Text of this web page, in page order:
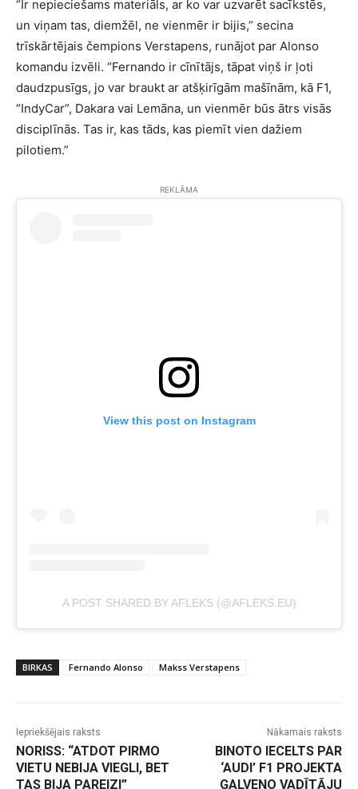
“Ir nepieciešams materiāls, ar ko var uzvarēt sacīkstēs,
un viņam tas, diemžēl, ne vienmēr ir bijis,” secina
trīskārtējais čempions Verstapens, runājot par Alonso
komandu izvēli. “Fernando ir cīnītājs, tāpat viņš ir ļoti
daudzpusīgs, jo var braukt ar atšķirīgām mašīnām, kā F1,
“IndyCar”, Dakara vai Lemāna, un vienmēr būs ātrs visās
disciplīnās. Tas ir, kas tāds, kas piemīt vien dažiem
pilotiem.”
REKLĀMA
View this post on Instagram
A POST SHARED BY AFLEKS (@AFLEKS.EU)
BIRKAS Fernando Alonso Makss Verstapens
Iepriekšējais raksts
NORISS: “ATDOT PIRMO
VIETU NEBIJA VIEGLI, BET
TAS BIJA PAREIZI”
Nākamais raksts
BINOTO IECELTS PAR
‘AUDI’ F1 PROJEKTA
GALVENO VADĪTĀJU